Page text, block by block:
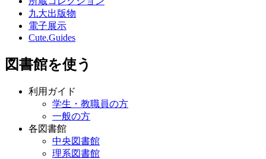
九大出版物
電子展示
Cute.Guides
図書館を使う
利用ガイド
学生・教職員の方
一般の方
各図書館
中央図書館
理系図書館